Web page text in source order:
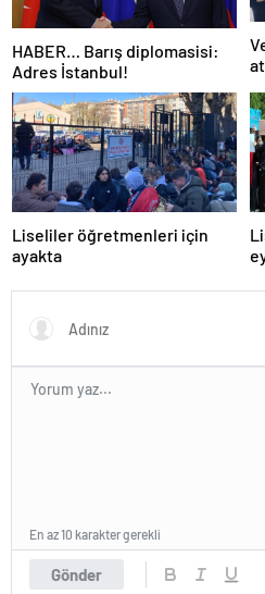
HABER… Barış diplomasisi:
Adres İstanbul!
Liseliler öğretmenleri için
ayakta
Gönder
En az 10 karakter gerekli